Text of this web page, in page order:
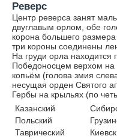
Реверс
Центр реверса занят
двуглавым орлом, обе
корона большего
три короны соединены
На груди орла
Победоносцем верхом
копьём (голова змия
несущая орден Святого
Гербы на крыльях (по
Казанский
Польский
Таврический